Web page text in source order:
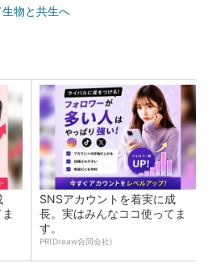
物と共生へ
SNSアカウントを着実に成
長。実はみんなココ使ってま
す。
PR(Dreaw合同会社)